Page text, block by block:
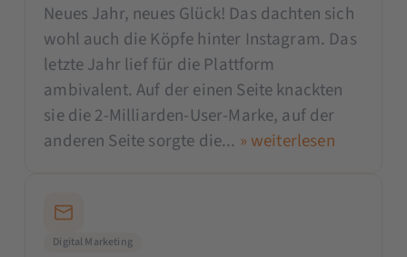
Neues Jahr, neues Glück! Das dachten sich
wohl auch die Köpfe hinter Instagram. Das
letzte Jahr lief für die Plattform
ambivalent. Auf der einen Seite knackten
sie die 2-Milliarden-User-Marke, auf der
anderen Seite sorgte die... » weiterlesen
Digital Marketing